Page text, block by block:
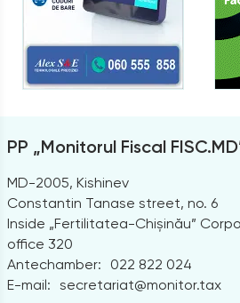
PP „Monitorul Fiscal
MD-2005, Kishinev
Constantin Tanase street, no. 6
Inside „Fertilitatea-Chișinău”
office 320
Antechamber:
022 822 024
E-mail: secretariat@monitor.tax